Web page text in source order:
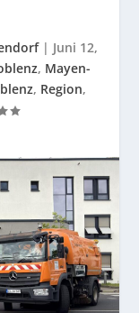
| Juni 12,
, Mayen-
, Region,